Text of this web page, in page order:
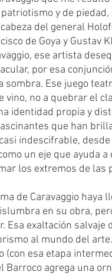
y de
del general
de Goya y Gustav
ese artista
por esa
sombra. Ese juego
vino, no a quebrar el
identidad propia y
que han
indescifrable,
un eje que ayuda
los extremos de las
en su obra,
Esa exaltación
al mundo del
(con esa etapa
Barroco agrega una